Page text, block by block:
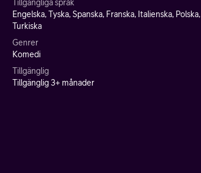
Tillgängliga språk
Engelska, Tyska, Spanska, Franska, Italienska, Polska,
Turkiska
Genrer
Komedi
Tillgänglig
Tillgänglig 3+ månader